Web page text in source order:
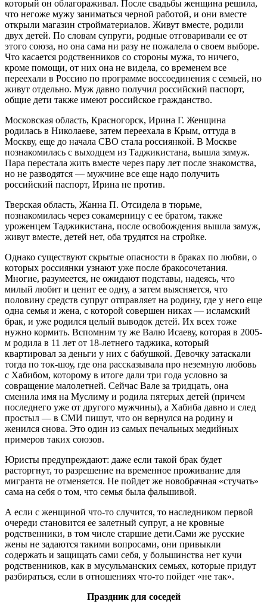
который он облагораживал. После свадьбы женщина решила,
что негоже мужу заниматься черной работой, и они вместе
открыли магазин стройматериалов. Живут вместе, родили
двух детей. По словам супруги, родные отговаривали ее от
этого союза, но она сама ни разу не пожалела о своем выборе.
Что касается родственников со стороны мужа, то ничего,
кроме помощи, от них она не видела, со временем все
переехали в Россию по программе воссоединения с семьей, но
живут отдельно. Муж давно получил российский паспорт,
общие дети также имеют российское гражданство.
Московская область, Красногорск, Ирина Г. Женщина
родилась в Николаеве, затем переехала в Крым, оттуда в
Москву, еще до начала СВО стала россиянкой. В Москве
познакомилась с выходцем из Таджикистана, вышла замуж.
Пара перестала жить вместе через пару лет после знакомства,
но не разводятся — мужчине все еще надо получить
российский паспорт, Ирина не против.
Тверская область, Жанна П. Отсидела в тюрьме,
познакомилась через сокамерницу с ее братом, также
уроженцем Таджикистана, после освобождения вышла замуж,
живут вместе, детей нет, оба трудятся на стройке.
Однако существуют скрытые опасности в браках по любви, о
которых россиянки узнают уже после бракосочетания.
Многие, разумеется, не ожидают подставы, надеясь, что
милый любит и ценит ее одну, а затем выясняется, что
половину средств супруг отправляет на родину, где у него еще
одна семья и жена, с которой совершен никах — исламский
брак, и уже родился целый выводок детей. Их всех тоже
нужно кормить. Вспомним ту же Валю Исаеву, которая в 2005-
м родила в 11 лет от 18-летнего таджика, который
квартировал за деньги у них с бабушкой. Девочку затаскали
тогда по ток-шоу, где она рассказывала про неземную любовь
с Хабибом, которому в итоге дали три года условно за
совращение малолетней. Сейчас Вале за тридцать, она
сменила имя на Муслиму и родила пятерых детей (причем
последнего уже от другого мужчины), а Хабиба давно и след
простыл — в СМИ пишут, что он вернулся на родину и
женился снова. Это один из самых печальных медийных
примеров таких союзов.
Юристы предупреждают: даже если такой брак будет
расторгнут, то разрешение на временное проживание для
мигранта не отменяется. Не пойдет же новобрачная «стучать»
сама на себя о том, что семья была фальшивой.
А если с женщиной что-то случится, то наследником первой
очереди становится ее залетный супруг, а не кровные
родственники, в том числе старшие дети.Сами же русские
жены не задаются такими вопросами, они привыкли
содержать и защищать сами себя, у большинства нет кучи
родственников, как в мусульманских семьях, которые придут
разбираться, если в отношениях что-то пойдет «не так».
Праздник для соседей